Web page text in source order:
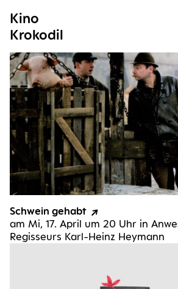
Kino
Krokodil
Schwein gehabt
am Mi, 17. April um 20 Uhr in
Regis­seurs Karl-Heinz Heymann